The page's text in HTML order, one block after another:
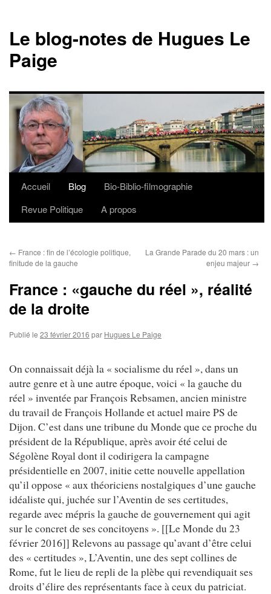
Le blog-notes de Hugues Le
Paige
Aller
Accueil Blog
Bio-Biblio-filmographie
Revue Politique
A propos
← France : fin de l’écologie politique,
finitude de la gauche
La Grande Parade du 20 mars : un
enjeu majeur →
France : «gauche du réel », réalité
de la droite
Publié le 23 février 2016 par Hugues Le Paige
On connaissait déjà la « socialisme du réel », dans un
autre genre et à une autre époque, voici « la gauche du
réel » inventée par François Rebsamen, ancien ministre
du travail de François Hollande et actuel maire PS de
Dijon. C’est dans une tribune du Monde que ce proche du
président de la République, après avoir été celui de
Ségolène Royal dont il codirigera la campagne
présidentielle en 2007, initie cette nouvelle appellation
qu’il oppose « aux théoriciens nostalgiques d’une gauche
idéaliste qui, juchée sur l’Aventin de ses certitudes,
regarde avec mépris la gauche de gouvernement qui agit
sur le concret de ses concitoyens ». [[Le Monde du 23
février 2016]] Relevons au passage qu’avant d’être celui
des « certitudes », L’Aventin, une des sept collines de
Rome, fut le lieu de repli de la plèbe qui revendiquait ses
droits d’élire des représentants face à ceux du patriciat.